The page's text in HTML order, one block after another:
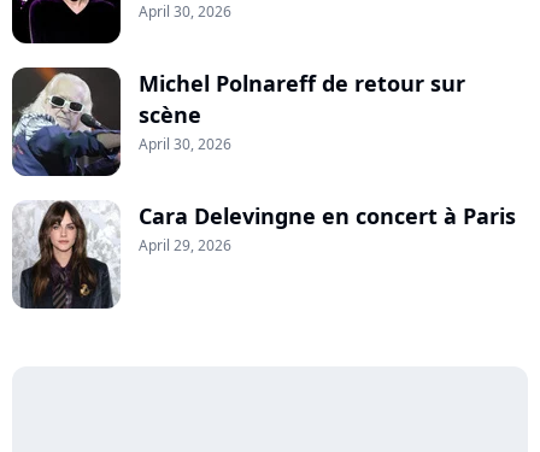
April 30, 2026
Michel Polnareff de retour sur
scène
April 30, 2026
Cara Delevingne en concert à Paris
April 29, 2026